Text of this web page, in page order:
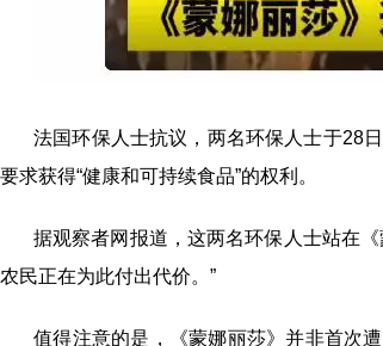
法国环保人士抗议，两名环保人士于28
要求获得“健康和可持续食品”的权利。
据观察者网报道，这两名环保人士站在
农民正在为此付出代价。”
值得注意的是，《蒙娜丽莎》并非首次